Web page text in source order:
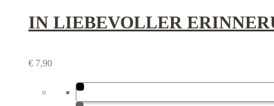
IN LIEBEVOLLER
€ 7,90